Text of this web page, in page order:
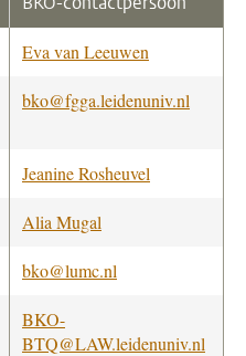
Eva van Leeuwen
bko@fgga.leidenuniv.nl
Jeanine Rosheuvel
Alia Mugal
bko@lumc.nl
BKO-
BTQ@LAW.leidenuniv.nl